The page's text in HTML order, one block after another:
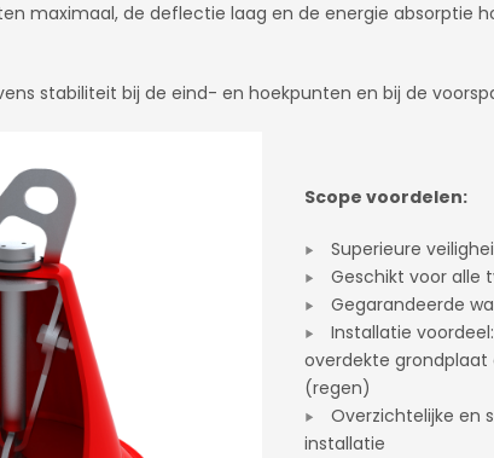
maximaal, de deflectie laag en de energie absorptie
stabiliteit bij de eind- en hoekpunten en bij de
Scope voordelen:
Superieure
Geschikt voor alle
Gegarandeerde
Installatie
overdekte grondplaat
(regen)
Overzichtelijke en
installatie